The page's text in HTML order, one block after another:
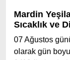
Mardin
Sıcaklık ve
07 Ağustos
olarak gün